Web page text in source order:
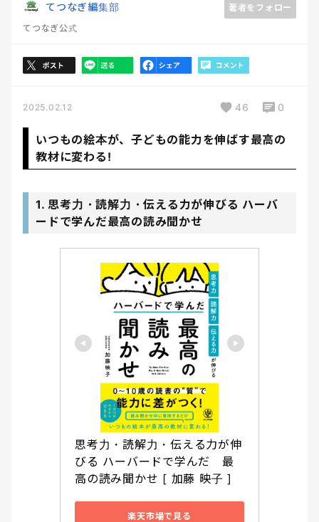
てつなぎ編集部
著者をフォロー
てつなぎ公式
2025.02.12 46 0
いつもの絵本が、子どもの能力を伸ばす最高の
教材に変わる!
1. 思考力・読解力・伝える力が伸びる ハーバ
ードで学んだ最高の読み聞かせ
思考力・読解力・伝える力が伸
びる ハーバードで学んだ　最
高の読み聞かせ [ 加藤 映子 ]
楽天市場で見る